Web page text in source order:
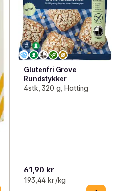
Glutenfri Grove
Rundstykker
4stk, 320 g, Hatting
61,90 kr
193,44 kr /kg